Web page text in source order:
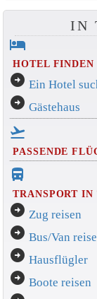
IN
hotel
HOTEL FINDEN
arrow_circle_right Ein Hotel
arrow_circle_right Gästehaus
flight_takeoff
PASSENDE
directions_bus_filled
TRANSPORT
arrow_circle_right Zug reisen
arrow_circle_right Bus/Van
arrow_circle_right Hausflügler
arrow_circle_right Boote reisen